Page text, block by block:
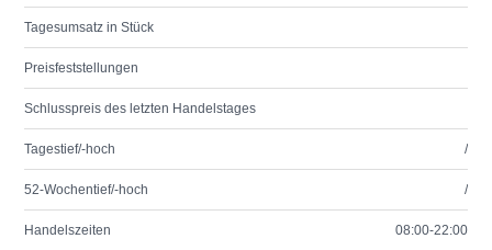
Tagesumsatz in Stück
Preisfeststellungen
Schlusspreis des letzten Handelstages
Tagestief/-hoch /
52-Wochentief/-hoch /
Handelszeiten 08:00-22:00